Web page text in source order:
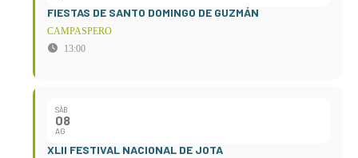
FIESTAS DE SANTO DOMINGO DE GUZMÁN
CAMPASPERO
13:00
SÁB
08
AG
XLII FESTIVAL NACIONAL DE JOTA